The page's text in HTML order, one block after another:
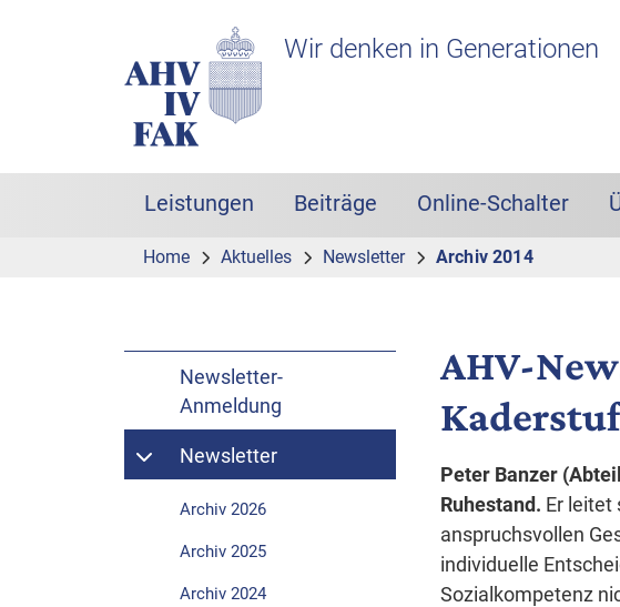
Headerbereich mit Logo und
Wir denken in Generationen
Hauptnavigation
Leistungen Beiträge Online-Schalter
Home Aktuelles Newsletter Archiv 2014
Newsletter-
Anmeldung
Newsletter
Archiv 2026
Archiv 2025
Archiv 2024
AHV-
Peter Banzer
Ruhestand. Er leitet
anspruchsvollen
individuelle
Sozialkompetenz